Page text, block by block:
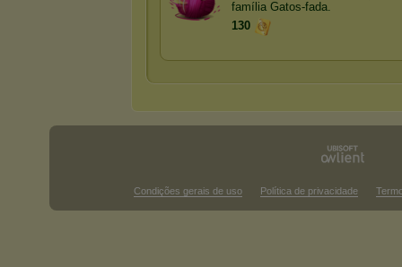
família Gatos-fada.
130
Condições gerais de uso Política de privacidade